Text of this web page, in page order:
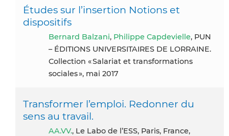
Études sur l’insertion Notions et
dispositifs
Bernard Balzani, Philippe Capdevielle, PUN
– ÉDITIONS UNIVERSITAIRES DE LORRAINE.
Collection « Salariat et transformations
sociales », mai 2017
Transformer l’emploi. Redonner du
sens au travail.
AA.VV., Le Labo de l’ESS, Paris, France,